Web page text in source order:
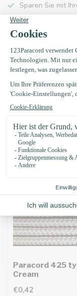
Sparen Sie mit
Kostenlose
Eigenschaften
Zuletzt
Paracord 425
Cream
€0,42